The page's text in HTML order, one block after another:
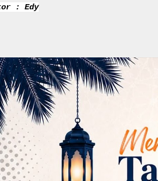
: Edy